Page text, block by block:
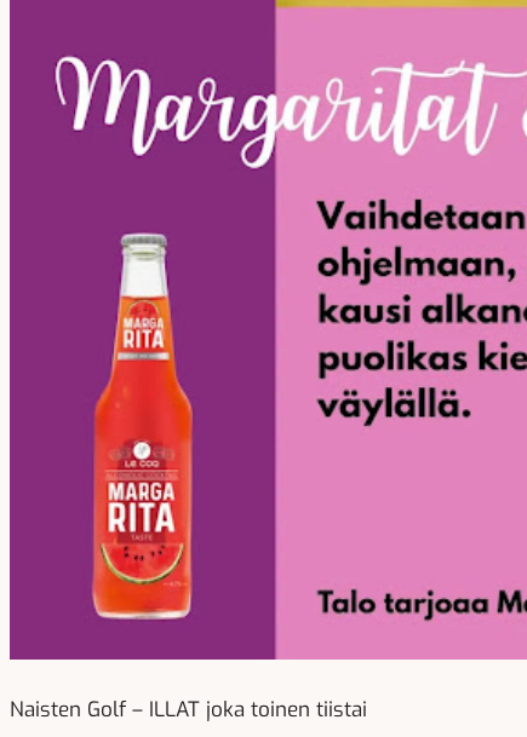
Naisten Golf – ILLAT joka toinen tiistai